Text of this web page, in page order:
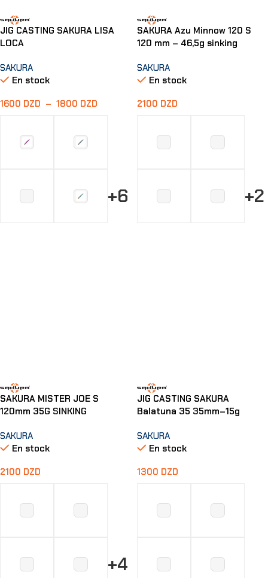
JIG CASTING SAKURA LISA
LOCA
SAKURA
En stock
1600 DZD – 1800 DZD
+6
SAKURA Azu Minnow 120 S
120 mm – 46,5g sinking
SAKURA
En stock
2100 DZD
+2
SAKURA MISTER JOE S
120mm 35G SINKING
SAKURA
En stock
2100 DZD
+4
JIG CASTING SAKURA
Balatuna 35 35mm–15g
SAKURA
En stock
1300 DZD